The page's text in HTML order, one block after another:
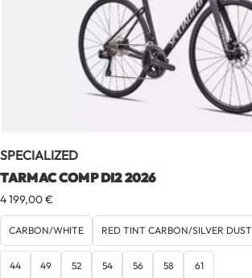
SPECIALIZED
TARMAC COMP DI2 2026
4 199,00€
CARBON/WHITE RED TINT CARBON/SILVER DUST
44 49 52 54 56 58 61